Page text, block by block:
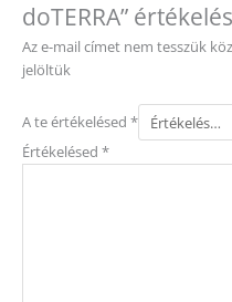
doTERRA”
Az e-mail címet nem tesszük
jelöltük
A te értékelésed *
Értékelésed *